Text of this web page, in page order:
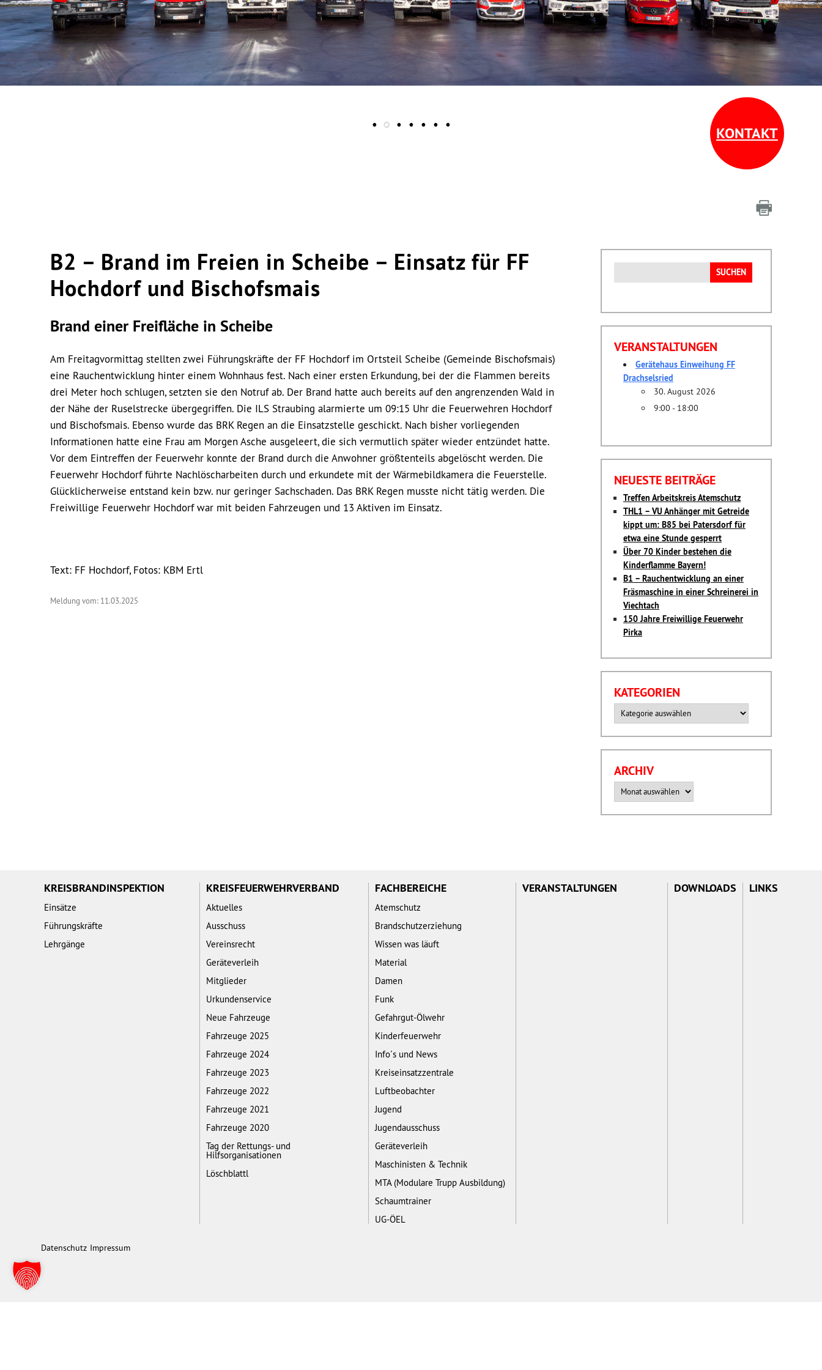
KONTAKT
B2 – Brand im Freien in Scheibe – Einsatz für FF
Hochdorf und Bischofsmais
Brand einer Freifläche in Scheibe
Am Freitagvormittag stellten zwei Führungskräfte der FF Hochdorf im Ortsteil Scheibe (Gemeinde Bischofsmais)
eine Rauchentwicklung hinter einem Wohnhaus fest. Nach einer ersten Erkundung, bei der die Flammen bereits
drei Meter hoch schlugen, setzten sie den Notruf ab. Der Brand hatte auch bereits auf den angrenzenden Wald in
der Nähe der Ruselstrecke übergegriffen. Die ILS Straubing alarmierte um 09:15 Uhr die Feuerwehren Hochdorf
und Bischofsmais. Ebenso wurde das BRK Regen an die Einsatzstelle geschickt. Nach bisher vorliegenden
Informationen hatte eine Frau am Morgen Asche ausgeleert, die sich vermutlich später wieder entzündet hatte.
Vor dem Eintreffen der Feuerwehr konnte der Brand durch die Anwohner größtenteils abgelöscht werden. Die
Feuerwehr Hochdorf führte Nachlöscharbeiten durch und erkundete mit der Wärmebildkamera die Feuerstelle.
Glücklicherweise entstand kein bzw. nur geringer Sachschaden. Das BRK Regen musste nicht tätig werden. Die
Freiwillige Feuerwehr Hochdorf war mit beiden Fahrzeugen und 13 Aktiven im Einsatz.
Text: FF Hochdorf, Fotos: KBM Ertl
Meldung vom: 11.03.2025
nach:
VERANSTALTUNGEN
Gerätehaus Einweihung FF
Drachselsried
30. August 2026
9:00 - 18:00
NEUESTE BEITRÄGE
Treffen Arbeitskreis Atemschutz
THL1 – VU Anhänger mit Getreide
kippt um: B85 bei Patersdorf für
etwa eine Stunde gesperrt
Über 70 Kinder bestehen die
Kinderflamme Bayern!
B1 – Rauchentwicklung an einer
Fräsmaschine in einer Schreinerei in
Viechtach
150 Jahre Freiwillige Feuerwehr
Pirka
KATEGORIEN
Kategorien
ARCHIV
Archiv
KREISBRANDINSPEKTION
Einsätze
Führungskräfte
Lehrgänge
KREISFEUERWEHRVERBAND
Aktuelles
Ausschuss
Vereinsrecht
Geräteverleih
Mitglieder
Urkundenservice
Neue Fahrzeuge
Fahrzeuge 2025
Fahrzeuge 2024
Fahrzeuge 2023
Fahrzeuge 2022
Fahrzeuge 2021
Fahrzeuge 2020
Tag der Rettungs- und
Hilfsorganisationen
Löschblattl
FACHBEREICHE
Atemschutz
Brandschutzerziehung
Wissen was läuft
Material
Damen
Funk
Gefahrgut-Ölwehr
Kinderfeuerwehr
Info´s und News
Kreiseinsatzzentrale
Luftbeobachter
Jugend
Jugendausschuss
Geräteverleih
Maschinisten & Technik
MTA (Modulare Trupp Ausbildung)
Schaumtrainer
UG-ÖEL
VERANSTALTUNGEN DOWNLOADS LINKS
Datenschutz Impressum